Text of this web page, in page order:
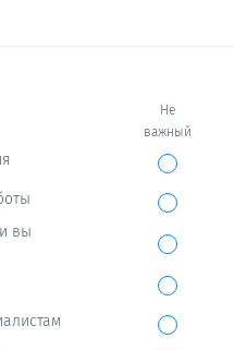
Не
важный
вы